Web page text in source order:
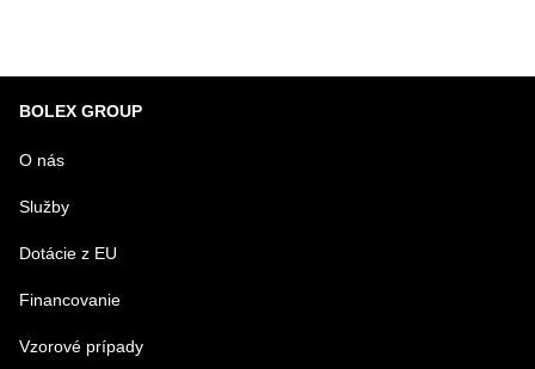
BOLEX GROUP
O nás
Služby
Dotácie z EU
Financovanie
Vzorové prípady